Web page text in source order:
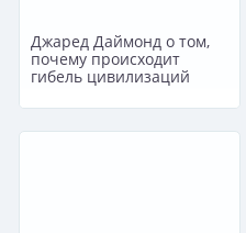
Джаред Даймонд о том,
почему происходит
гибель цивилизаций